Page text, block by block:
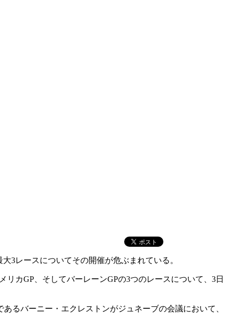
3レースについてその開催が危ぶまれている。
リカGP、そしてバーレーンGPの3つのレースについて、3日
るバーニー・エクレストンがジュネーブの会議において、